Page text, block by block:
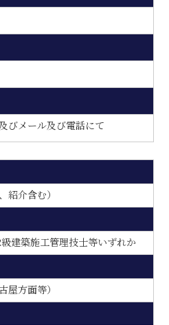
びメール及び電話にて
紹介含む）
建築施工管理技士等いずれか
屋方面等）